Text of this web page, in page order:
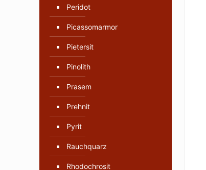
Peridot
Picassomarmor
Pietersit
Pinolith
Prasem
Prehnit
Pyrit
Rauchquarz
Rhodochrosit